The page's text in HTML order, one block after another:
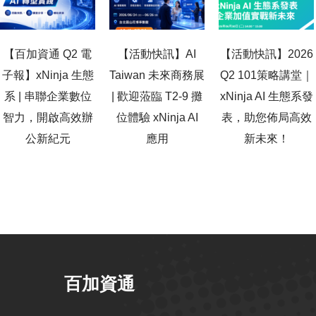
【百加資通 Q2 電
子報】xNinja 生態
系 | 串聯企業數位
智力，開啟高效辦
公新紀元
【活動快訊】AI
Taiwan 未來商務展
| 歡迎蒞臨 T2-9 攤
位體驗 xNinja AI
應用
【活動快訊】2026
Q2 101策略講堂｜
xNinja AI 生態系發
表，助您佈局高效
新未來！
百加資通